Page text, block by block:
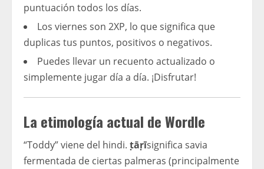
puntuación todos los días.
Los viernes son 2XP, lo que significa que
duplicas tus puntos, positivos o negativos.
Puedes llevar un recuento actualizado o
simplemente jugar día a día. ¡Disfrutar!
La etimología actual de Wordle
“Toddy” viene del hindi. ṭāṛīsignifica savia
fermentada de ciertas palmeras (principalmente